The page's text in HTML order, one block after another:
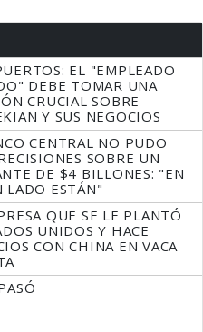
EL "EMPLEADO
DEBE TOMAR UNA
CRUCIAL SOBRE
Y SUS NEGOCIOS
CENTRAL NO PUDO
SOBRE UN
DE $4 BILLONES: "EN
LADO ESTÁN"
QUE SE LE PLANTÓ
UNIDOS Y HACE
CON CHINA EN VACA